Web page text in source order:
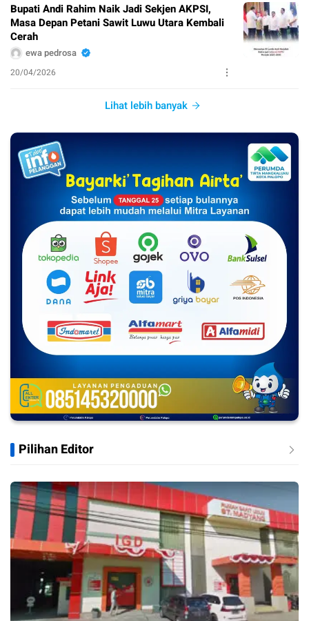
Bupati Andi Rahim Naik Jadi Sekjen AKPSI,
Masa Depan Petani Sawit Luwu Utara Kembali
Cerah
ewa pedrosa
20/04/2026
Lihat lebih banyak
Pilihan Editor